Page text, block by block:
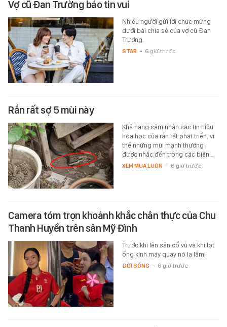
Vợ cũ Đan Trường báo tin vui
Nhiều người gửi lời chúc mừng
dưới bài chia sẻ của vợ cũ Đan
Trường.
STAR - 6 giờ trước
Rắn rất sợ 5 mùi này
Khả năng cảm nhận các tín hiệu
hóa học của rắn rất phát triển, vì
thế những mùi mạnh thường
được nhắc đến trong các biện…
XEM MUA LUÔN - 6 giờ trước
Camera tóm trọn khoảnh khắc chân thực của Chu
Thanh Huyền trên sân Mỹ Đình
Trước khi lên sân cổ vũ và khi lọt
ống kính máy quay nó lạ lắm!
ĐỜI SỐNG - 6 giờ trước